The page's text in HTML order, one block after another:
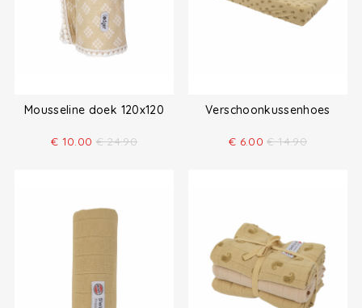
Mousseline doek 120x120
€ 10.00 € 24.90
Verschoonkussenhoes
€ 6.00 € 14.90